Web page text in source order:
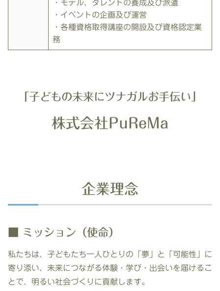
・モデル、タレントの養成及び派遣
・イベントの企画及び運営
・各種資格取得講座の開設及び資格認定業
務
「子どもの未来にツナガルお手伝い」
株式会社PuReMa
企業理念
■ ミッション（使命）
私たちは、子どもたち一人ひとりの「夢」と「可能性」に
寄り添い、未来につながる体験・学び・出会いを届けるこ
とで、明るい社会づくりに貢献します。